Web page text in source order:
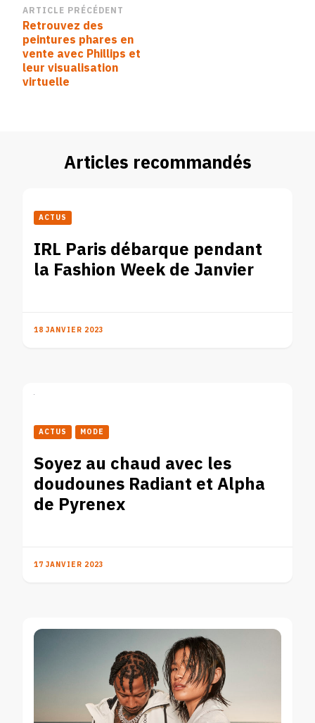
Navigation
d’article
ARTICLE PRÉCÉDENT
Retrouvez des
peintures phares en
vente avec Phillips et
leur visualisation
virtuelle
Articles recommandés
ACTUS
IRL Paris débarque pendant
la Fashion Week de Janvier
18 JANVIER 2023
ACTUS MODE
Soyez au chaud avec les
doudounes Radiant et Alpha
de Pyrenex
17 JANVIER 2023